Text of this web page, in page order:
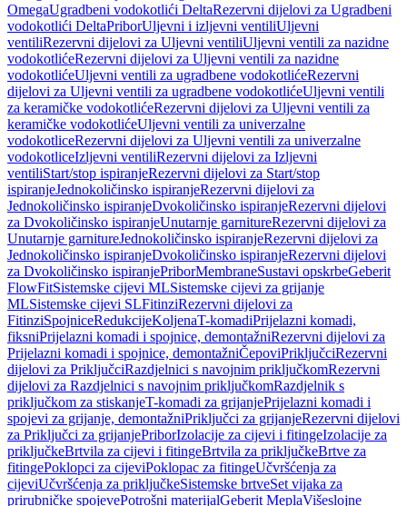
OmegaUgradbeni vodokotlići DeltaRezervni dijelovi za Ugradbeni
vodokotlići DeltaPriborUljevni i izljevni ventiliUljevni
ventiliRezervni dijelovi za Uljevni ventiliUljevni ventili za nazidne
vodokotlićeRezervni dijelovi za Uljevni ventili za nazidne
vodokotlićeUljevni ventili za ugradbene vodokotlićeRezervni
dijelovi za Uljevni ventili za ugradbene vodokotlićeUljevni ventili
za keramičke vodokotlićeRezervni dijelovi za Uljevni ventili za
keramičke vodokotlićeUljevni ventili za univerzalne
vodokotliceRezervni dijelovi za Uljevni ventili za univerzalne
vodokotliceIzljevni ventiliRezervni dijelovi za Izljevni
ventiliStart/stop ispiranjeRezervni dijelovi za Start/stop
ispiranjeJednokoličinsko ispiranjeRezervni dijelovi za
Jednokoličinsko ispiranjeDvokoličinsko ispiranjeRezervni dijelovi
za Dvokoličinsko ispiranjeUnutarnje garnitureRezervni dijelovi za
Unutarnje garnitureJednokoličinsko ispiranjeRezervni dijelovi za
Jednokoličinsko ispiranjeDvokoličinsko ispiranjeRezervni dijelovi
za Dvokoličinsko ispiranjePriborMembraneSustavi opskrbeGeberit
FlowFitSistemske cijevi MLSistemske cijevi za grijanje
MLSistemske cijevi SLFitinziRezervni dijelovi za
FitinziSpojniceRedukcijeKoljenaT-komadiPrijelazni komadi,
fiksniPrijelazni komadi i spojnice, demontažniRezervni dijelovi za
Prijelazni komadi i spojnice, demontažniČepoviPriključciRezervni
dijelovi za PriključciRazdjelnici s navojnim priključkomRezervni
dijelovi za Razdjelnici s navojnim priključkomRazdjelnik s
priključkom za stiskanjeT-komadi za grijanjePrijelazni komadi i
spojevi za grijanje, demontažniPriključci za grijanjeRezervni dijelovi
za Priključci za grijanjePriborIzolacije za cijevi i fitingeIzolacije za
priključkeBrtvila za cijevi i fitingeBrtvila za priključkeBrtve za
fitingePoklopci za cijeviPoklopac za fitingeUčvršćenja za
cijeviUčvršćenja za priključkeSistemske brtveSet vijaka za
prirubničke spojevePotrošni materijalGeberit MeplaVišeslojne